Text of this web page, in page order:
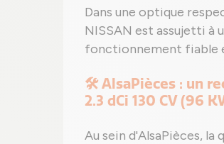
Dans une optique
NISSAN est assujetti à
fonctionnement fiable
🛠️ AlsaPièces : un
2.3 dCi 130 CV (96
Au sein d'AlsaPièces,